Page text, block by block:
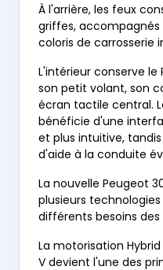
À l'arrière, les feux
griffes,
coloris de carrosserie
L'intérieur conserve
son petit volant, son
écran tactile central.
bénéficie d'une
et plus intuitive,
d'aide à la conduite
La nouvelle Peugeot
plusieurs
différents besoins
La motorisation
V devient l'une des